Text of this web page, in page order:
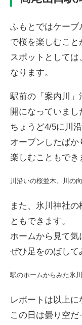
ふもとではケー
で桜を楽しむこと
スポットとして
なります。
駅前の「案内川
開になっていまし
ちょうど4/5に川
オープンしたば
楽しむこともでき
川沿いの桜並木。川の
また、氷川神社
ともできます。
ホームから見て
ぜひ足をのばして
駅のホームからみた氷
レポートは以上に
この日は曇り空